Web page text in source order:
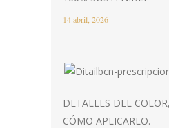
14 abril, 2026
DETALLES DEL
CÓMO APLICARLO.